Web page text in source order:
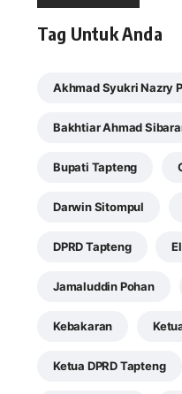
Tag Untuk Anda
Akhmad Syukri Nazry
Bakhtiar Ahmad
Bupati Tapteng
Darwin Sitompul
DPRD Tapteng
Jamaluddin Pohan
Kebakaran
Ketua DPRD Tapteng